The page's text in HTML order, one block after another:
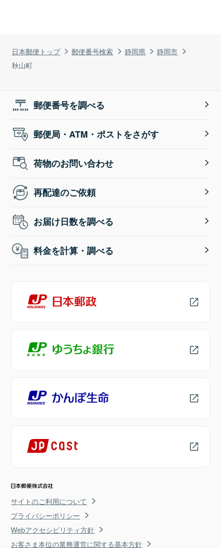
日本郵便トップ 郵便番号検索 静岡県
静岡市
秋山町
郵便番号を調べる
郵便局・ATM・ポストをさがす
荷物のお問い合わせ
再配達のご依頼
お届け日数を調べる
料金を計算・調べる
サイトのご利用について
プライバシーポリシー
Webアクセシビリティ方針
お客さま本位の業務運営に関する基本方針